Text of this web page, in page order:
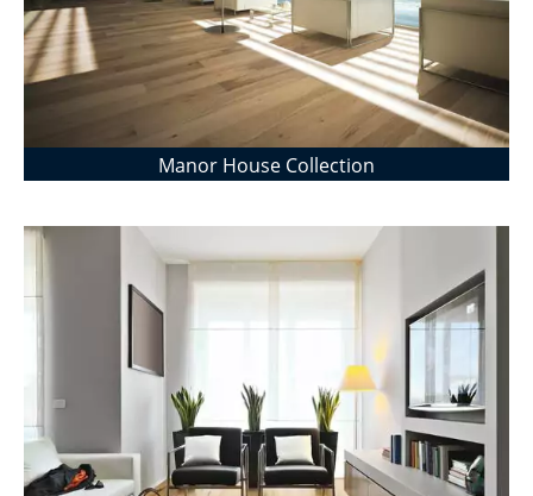
Manor House Collection